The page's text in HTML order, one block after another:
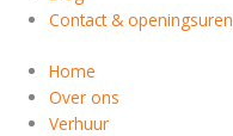
Contact & openingsuren
Home
Over ons
Verhuur